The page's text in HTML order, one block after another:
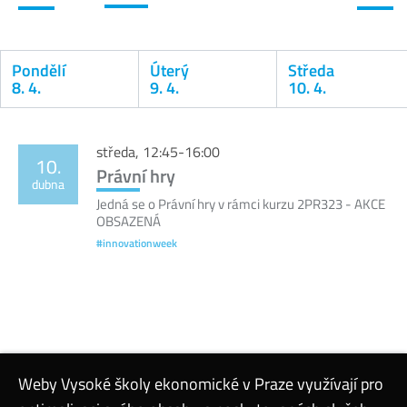
Pondělí
8. 4.
Úterý
9. 4.
Středa
10. 4.
Kalendář
10.
dubna
středa, 12:45-16:00
Právní hry
Jedná se o Právní hry v rámci kurzu 2PR323 - AKCE
OBSAZENÁ
#innovationweek
Weby Vysoké školy ekonomické v Praze využívají pro